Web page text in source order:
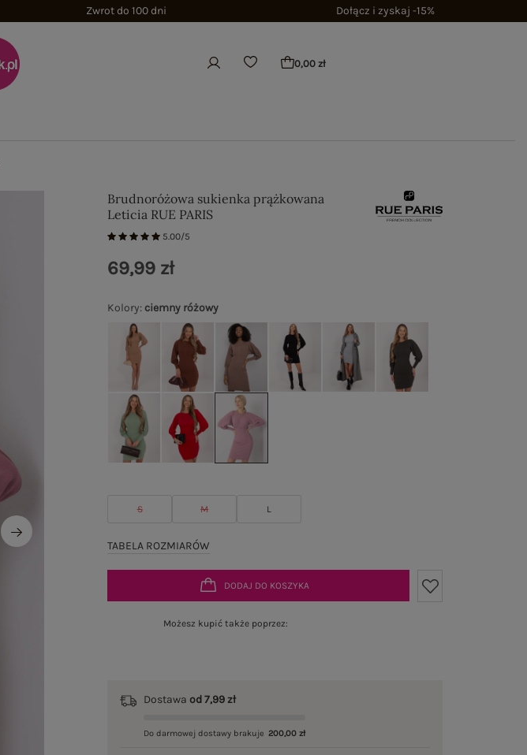
Zwrot do 100 dni Dołącz i zyskaj -15%
0,00 zł
Brudnoróżowa sukienka prążkowana
Leticia RUE PARIS
5.00/5
Kolory: ciemny różowy
S M L
TABELA ROZMIARÓW
69,99 zł
DODAJ DO KOSZYKA
Możesz kupić także poprzez:
Dostawaod 7,99 zł
Do darmowej dostawy brakuje 200,00 zł